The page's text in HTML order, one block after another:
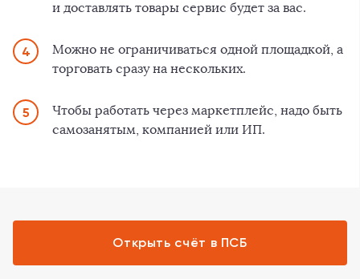
и доставлять товары сервис будет за вас.
Можно не ограничиваться одной площадкой, а
торговать сразу на нескольких.
Чтобы работать через маркетплейс, надо быть
самозанятым, компанией или ИП.
Открыть счёт в ПСБ